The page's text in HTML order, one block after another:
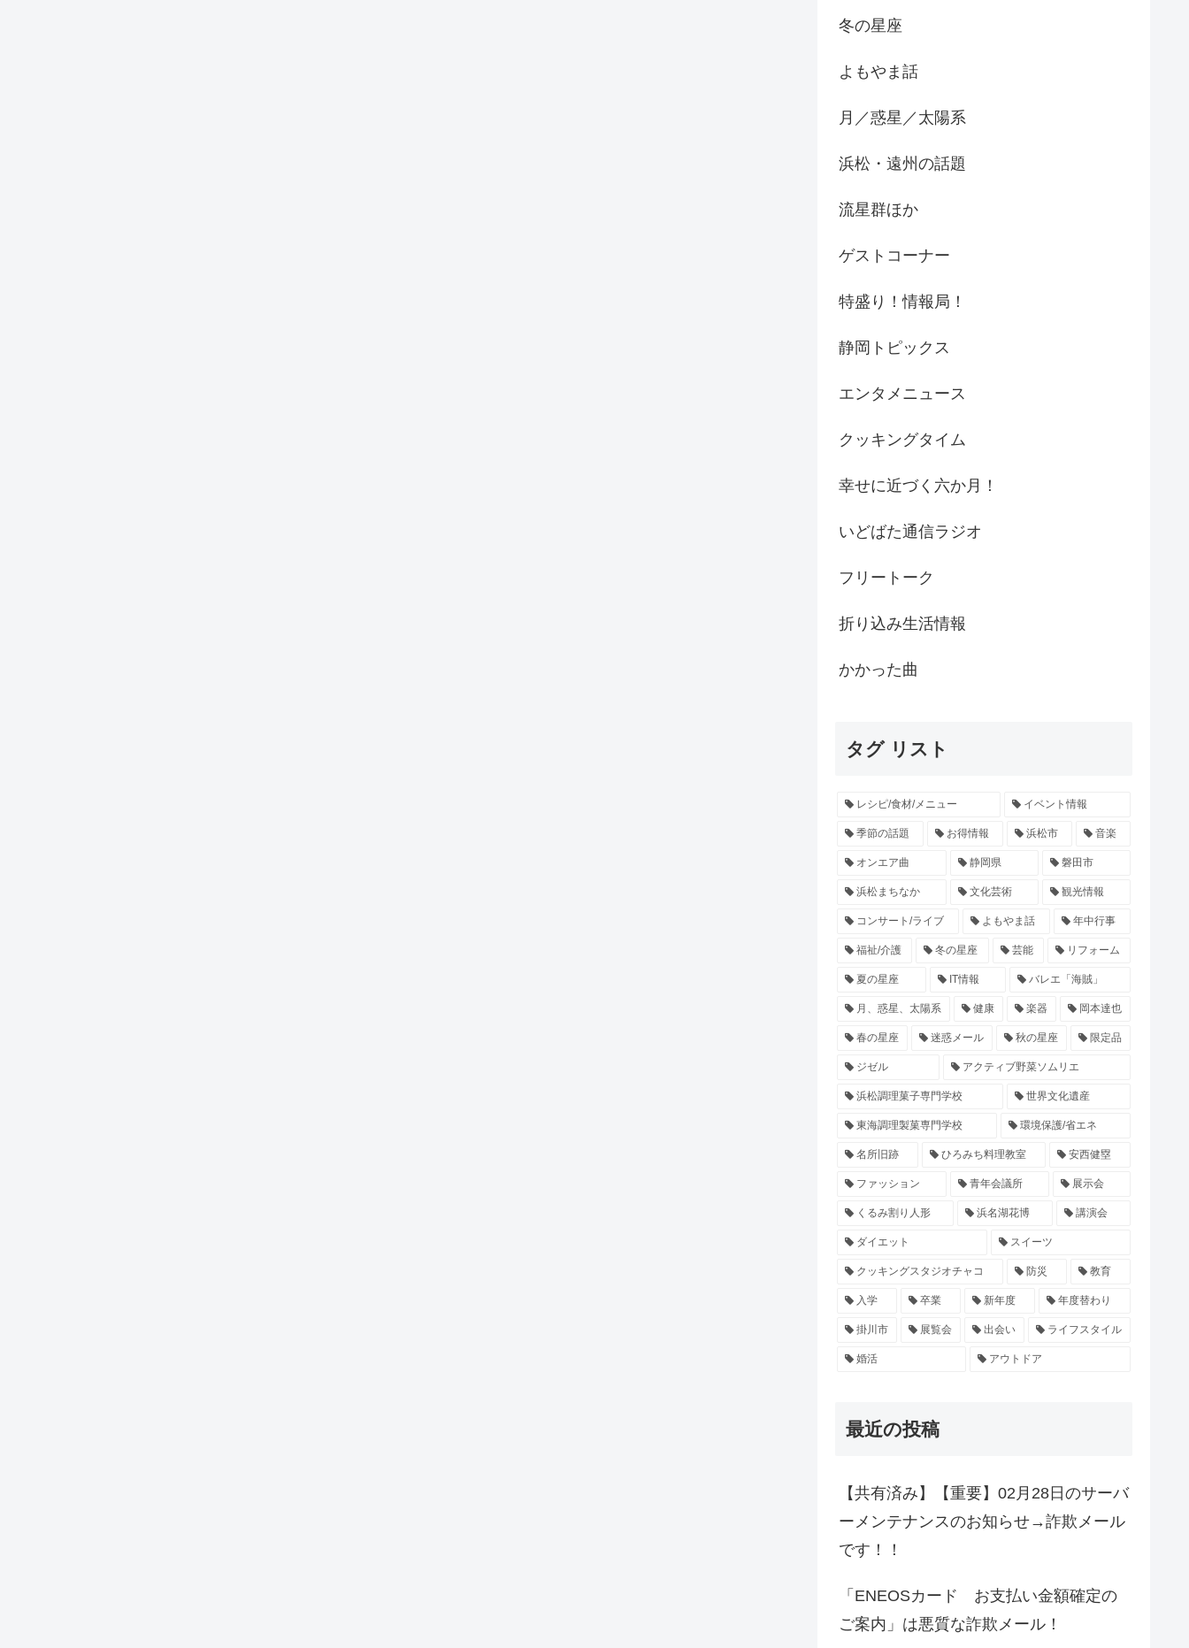
冬の星座
よもやま話
月／惑星／太陽系
浜松・遠州の話題
流星群ほか
ゲストコーナー
特盛り！情報局！
静岡トピックス
エンタメニュース
クッキングタイム
幸せに近づく六か月！
いどばた通信ラジオ
フリートーク
折り込み生活情報
かかった曲
タグ リスト
レシピ/食材/メニュー イベント情報
季節の話題 お得情報 浜松市 音楽
オンエア曲 静岡県 磐田市
浜松まちなか 文化芸術 観光情報
コンサート/ライブ よもやま話 年中行事
福祉/介護 冬の星座 芸能 リフォーム
夏の星座 IT情報 バレエ「海賊」
月、惑星、太陽系 健康 楽器 岡本達也
春の星座 迷惑メール 秋の星座 限定品
ジゼル アクティブ野菜ソムリエ
浜松調理菓子専門学校 世界文化遺産
東海調理製菓専門学校 環境保護/省エネ
名所旧跡 ひろみち料理教室 安西健塁
ファッション 青年会議所 展示会
くるみ割り人形 浜名湖花博 講演会
ダイエット スイーツ
クッキングスタジオチャコ 防災 教育
入学 卒業 新年度 年度替わり
掛川市 展覧会 出会い ライフスタイル
婚活 アウトドア
最近の投稿
【共有済み】【重要】02月28日のサーバ
ーメンテナンスのお知らせ→詐欺メール
です！！
「ENEOSカード お支払い金額確定の
ご案内」は悪質な詐欺メール！